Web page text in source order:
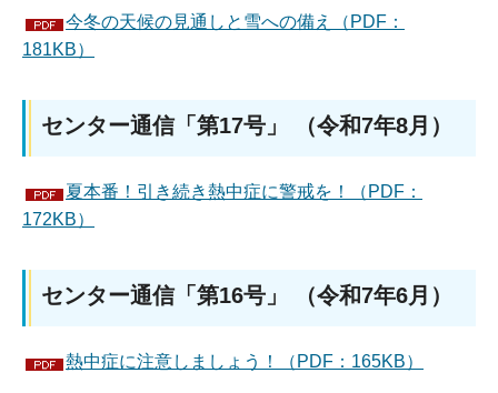
今冬の天候の見通しと雪への備え（PDF：
181KB）
センター通信「第17号」 （令和7年8月）
夏本番！引き続き熱中症に警戒を！（PDF：
172KB）
センター通信「第16号」 （令和7年6月）
熱中症に注意しましょう！（PDF：165KB）